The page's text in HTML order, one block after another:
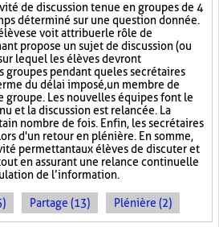
de discussion tenue en groupes de 4
déterminé sur une question donnée.
se voit attribuer le rôle de
propose un sujet de discussion (ou
lequel les élèves devront
groupes pendant que les secrétaires
du délai imposé, un membre de
groupe. Les nouvelles équipes font le
et la discussion est relancée. La
nombre de fois. Enfin, les secrétaires
d'un retour en plénière. En somme,
permettant aux élèves de discuter et
en assurant une relance continuelle
de l’information.
Partage (13) Plénière (2)